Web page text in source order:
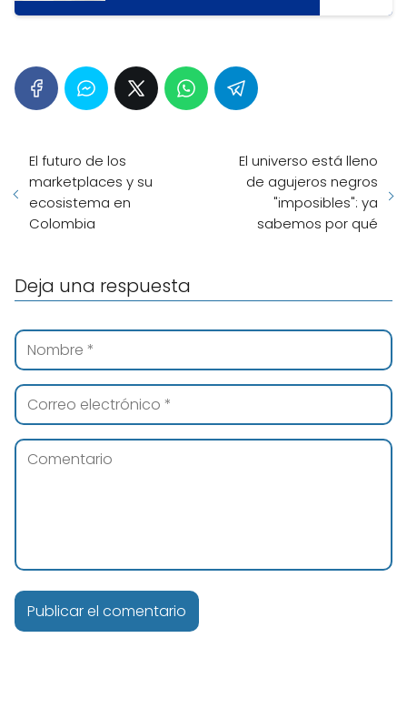
El futuro de los
marketplaces y su
ecosistema en
Colombia
El universo está lleno
de agujeros negros
"imposibles": ya
sabemos por qué
Deja una respuesta